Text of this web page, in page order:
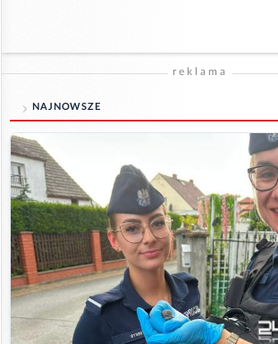
reklama
NAJNOWSZE